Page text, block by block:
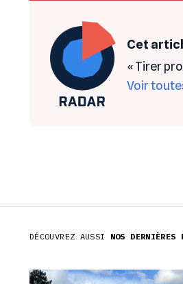
Cet
« Tirer
Voir
DÉCOUVREZ AUSSI NOS DERNIÈRES